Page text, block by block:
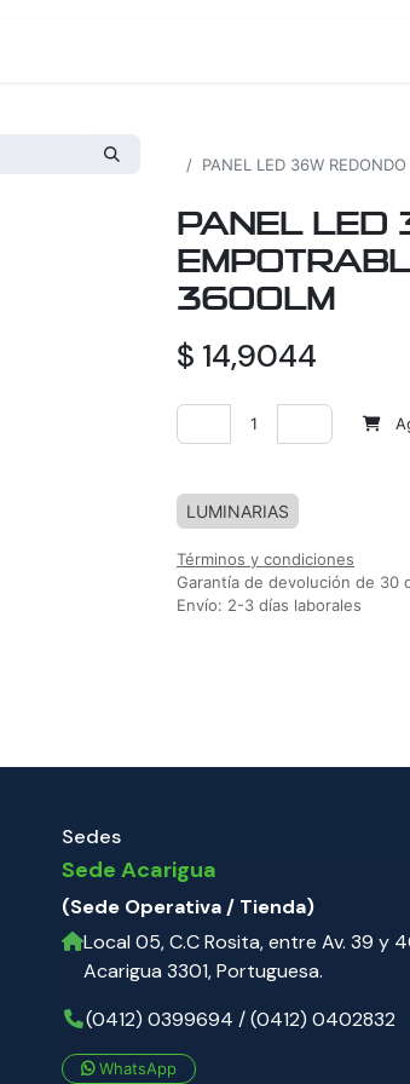
PANEL LED 36W
PANEL LED
3600LM
$ 14,9044
LUMINARIAS
Términos y condiciones
Garantía de devolución de 30
Envío: 2-3 días laborales
Sedes
Sede Acarigua
(Sede Operativa / Tienda)
Local 05, C.C Rosita, entre Av. 39 y
Acarigua 3301, Portuguesa.
(0412) 0399694 / (0412) 0402832
WhatsApp